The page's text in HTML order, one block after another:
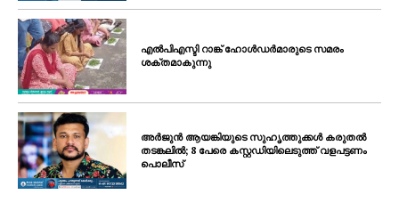
എൽപിഎസ്ടി റാങ്ക് ഹോൾഡർമാരുടെ സമരം
ശക്തമാകുന്നു
അർജുൻ ആയങ്കിയുടെ സുഹൃത്തുക്കൾ കരുതൽ
തടങ്കലിൽ; 8 പേരെ കസ്റ്റഡിയിലെടുത്ത് വളപട്ടണം
പൊലീസ്